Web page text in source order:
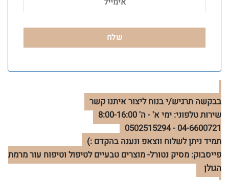
בבקשה תרגיש/י בנוח ליצור איתנו קשר
שירות טלפוני: ימי א' - ה' 8:00-16:00
04-6600721 - 0502515294
תמיד ניתן לשלוח ווצאפ ונענה בהקדם :)
פייסבוק: מסיק נטורל- מוצרים טבעיים לטיפול וטיפוח עור מרמת
הגולן